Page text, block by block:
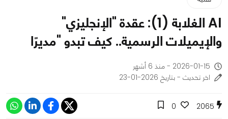
AI الغلابة (1): عقدة "الإنجليزي"
والإيميلات الرسمية.. كيف تبدو "مديرًا
2026-01-15 - منذ 6 أشهر
اخر تحديث - بتاريخ 2026-01-23
2065
0